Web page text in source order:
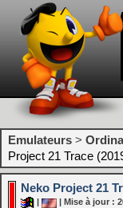
Emulateurs >
Project 21 Trace
Neko Project 21
| Mise à jour :